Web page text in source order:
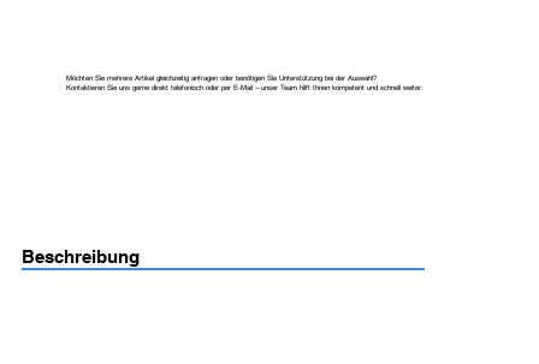
Möchten Sie mehrere Artikel gleichzeitig anfragen oder benötigen Sie Unterstützung bei der Auswahl?
Kontaktieren Sie uns gerne direkt telefonisch oder per E-Mail – unser Team hilft Ihnen kompetent und schnell weiter.
Beschreibung